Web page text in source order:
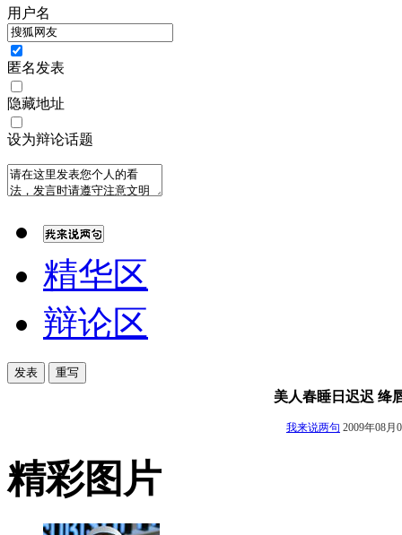
用户名
匿名发表
隐藏地址
设为辩论话题
精华区
辩论区
美人春睡日迟迟 绛
我来说两句 2009年08月
精彩图片